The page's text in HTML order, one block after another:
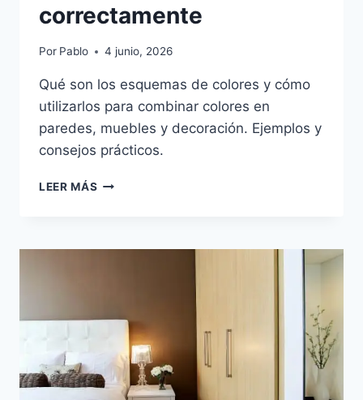
correctamente
Por Pablo 4 junio, 2026
Qué son los esquemas de colores y cómo
utilizarlos para combinar colores en
paredes, muebles y decoración. Ejemplos y
consejos prácticos.
LEER MÁS ESQUEMAS
DECORAR:
COLORES
CORRECTAMENTE